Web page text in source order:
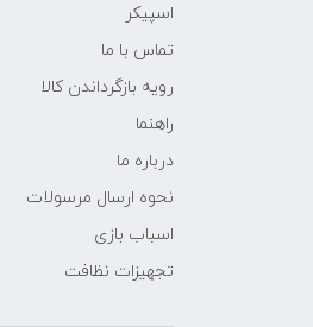
اسپیکر
تماس با ما
رویه بازگرداندن کالا
راهنما
درباره ما
نحوه ارسال مرسولات
اسباب بازی
تجهیزات نظافت